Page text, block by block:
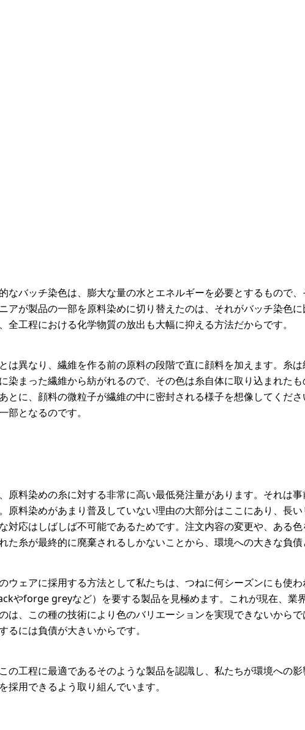
なバッチ染色は、膨大な量の水とエネルギーを必要とするもので
アが製品の一部を原料染めに切り替えたのは、それがバッチ染色
全工程における化学物質の放出も大幅に抑える方法だからです。
は異なり、繊維を作る前の原料の段階で直に顔料を加えます。糸
染まった繊維から紡がれるので、その色は糸自体に取り込まれた
とに、顔料の微粒子が繊維の中に密封される様子を想像してくだ
部となるのです。
原料染めの糸に対する非常に高い最低発注量があります。それは
原料染めがあまり普及していない理由の大部分はここにあり、長
対応はしばしば不可能であるためです。注文内容の変更や、ある
た糸が最終的に廃棄されるしかないことから、環境への大きな負債
ウェアに採用する方法として私たちは、つねに何シーズンにも使
やforge greyなど）を要する製品を見極めます。これが現在、業
は、この種の技術により色のバリエーションを実現できないから
るには負債が大きいからです。
の工程に最適であるそのような製品を認識し、私たちが環境への
採用できるよう取り組んでいます。